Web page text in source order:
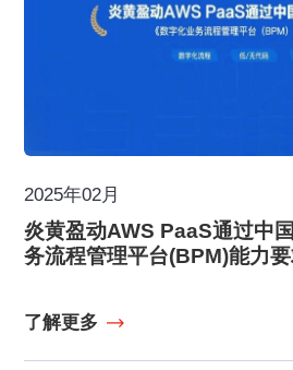
2025年02月
炎黄盈动AWS PaaS通过中
务流程管理平台(BPM)能力
了解更多